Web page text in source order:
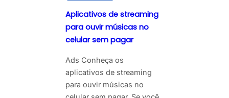
Aplicativos de streaming
para ouvir músicas no
celular sem pagar
Ads Conheça os
aplicativos de streaming
para ouvir músicas no